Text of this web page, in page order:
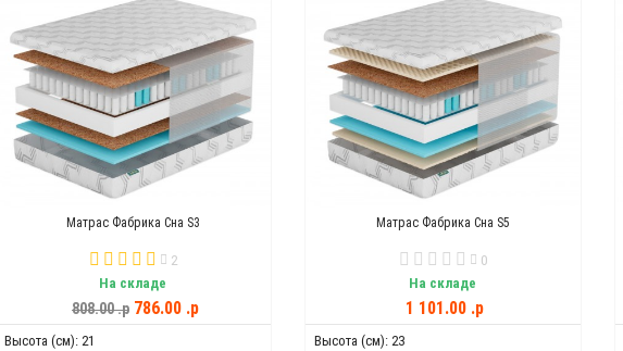
Матрас Фабрика Сна S3
2
На складе
808.00 .p 786.00 .p
Высота (см): 21
Матрас Фабрика Сна S5
0
На складе
1 101.00 .p
Высота (см): 23